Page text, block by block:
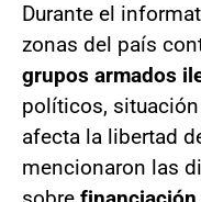
Durante el
zonas del país
grupos armados
políticos,
afecta la libertad
mencionaron las